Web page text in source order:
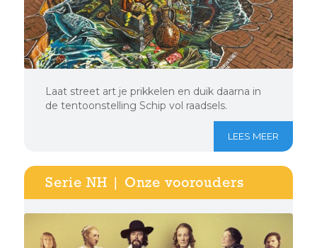
Laat street art je prikkelen en duik daarna in
de tentoonstelling Schip vol raadsels.
LEES MEER
Serie NH | Onze voorouders